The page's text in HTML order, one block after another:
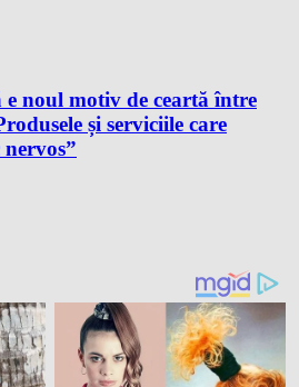
noul motiv de ceartă între
și serviciile care